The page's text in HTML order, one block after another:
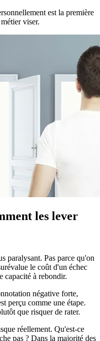
est la première
viser.
les lever
paralysant. Pas parce qu'on
le coût d'un échec
capacité à rebondir.
négative forte,
perçu comme une étape.
que risquer de rater.
réellement. Qu'est-ce
pas ? Dans la majorité des